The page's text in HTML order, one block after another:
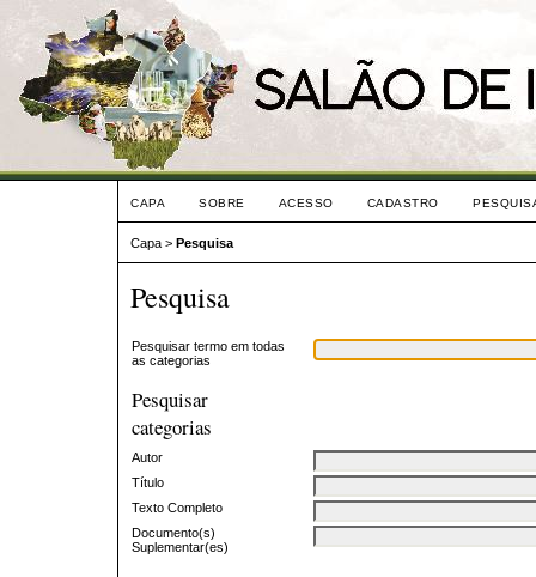
CAPA SOBRE ACESSO CADASTRO
Capa > Pesquisa
Pesquisa
Pesquisar termo em todas
as categorias
Pesquisar
categorias
Autor
Título
Texto Completo
Documento(s)
Suplementar(es)